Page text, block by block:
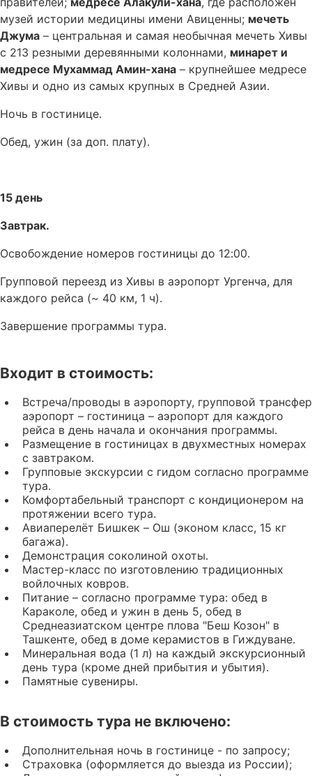
музей истории медицины имени Авиценны; мечеть
Джума – центральная и самая необычная мечеть Хивы
с 213 резными деревянными колоннами, минарет и
медресе Мухаммад Амин-хана – крупнейшее медресе
Хивы и одно из самых крупных в Средней Азии.
Ночь в гостинице.
Обед, ужин (за доп. плату).
15 день
Завтрак.
Освобождение номеров гостиницы до 12:00.
Групповой переезд из Хивы в аэропорт Ургенча, для
каждого рейса (~ 40 км, 1 ч).
Завершение программы тура.
Входит в стоимость:
Встреча/проводы в аэропорту, групповой трансфер
аэропорт – гостиница – аэропорт для каждого
рейса в день начала и окончания программы.
Размещение в гостиницах в двухместных номерах
с завтраком.
Групповые экскурсии с гидом согласно программе
тура.
Комфортабельный транспорт с кондиционером на
протяжении всего тура.
Авиаперелёт Бишкек – Ош (эконом класс, 15 кг
багажа).
Демонстрация соколиной охоты.
Мастер-класс по изготовлению традиционных
войлочных ковров.
Питание – согласно программе тура: обед в
Караколе, обед и ужин в день 5, обед в
Среднеазиатском центре плова "Беш Козон" в
Ташкенте, обед в доме керамистов в Гиждуване.
Минеральная вода (1 л) на каждый экскурсионный
день тура (кроме дней прибытия и убытия).
Памятные сувениры.
В стоимость тура не включено:
Дополнительная ночь в гостинице - по запросу;
Страховка (оформляется до выезда из России);